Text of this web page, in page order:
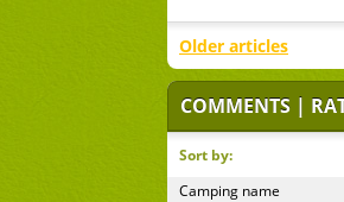
Older articles
COMMENTS |
Sort by:
Camping name